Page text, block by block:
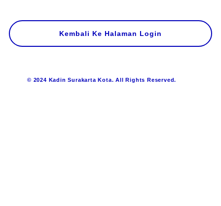
Kembali Ke Halaman Login
© 2024 Kadin Surakarta Kota. All Rights Reserved.